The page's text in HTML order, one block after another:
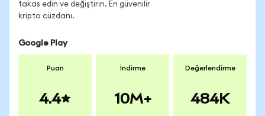
takas edin ve değiştirin. En güvenilir
kripto cüzdanı.
Google Play
Puan
4.4
İndirme
10M+
Değerlendirme
484K